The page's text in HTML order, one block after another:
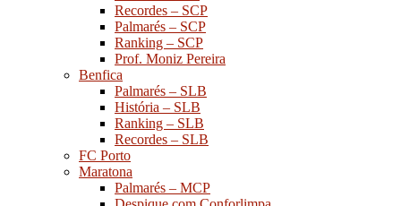
Recordes – SCP
Palmarés – SCP
Ranking – SCP
Prof. Moniz Pereira
Benfica
Palmarés – SLB
História – SLB
Ranking – SLB
Recordes – SLB
FC Porto
Maratona
Palmarés – MCP